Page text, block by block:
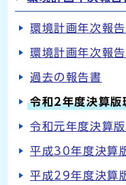
環境計画年次報
環境計画年次報
過去の報告書
令和2年度決算版
令和元年度決算
平成30年度決算
平成29年度決算